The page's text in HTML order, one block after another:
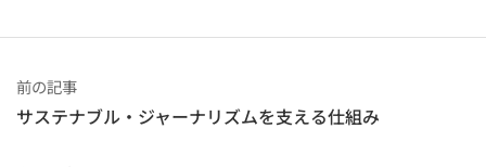
前の記事
サステナブル・ジャーナリズムを支える仕組み